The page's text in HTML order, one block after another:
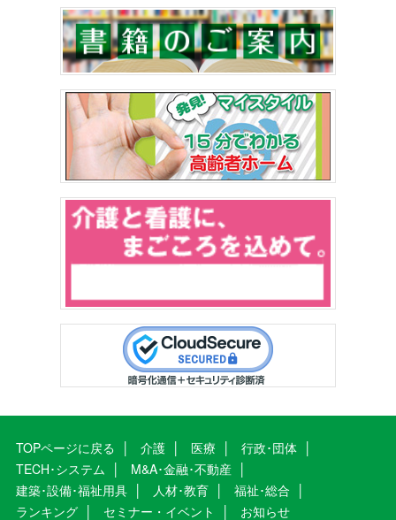
TOPページに戻る 介護 医療
行政･団体
TECH･システム
M&A･金融･不動産
建築･設備･福祉用具
人材･教育
福祉･総合
ランキング
セミナー・イベント お知らせ